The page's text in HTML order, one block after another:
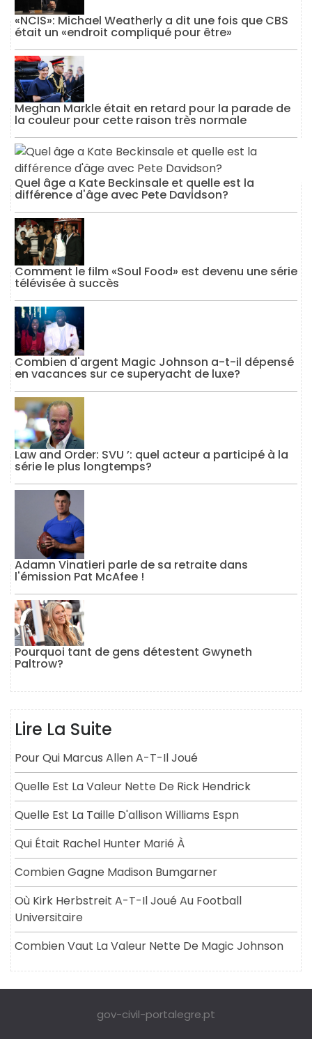
«NCIS»: Michael Weatherly a dit une fois que CBS
était un «endroit compliqué pour être»
Meghan Markle était en retard pour la parade de
la couleur pour cette raison très normale
Quel âge a Kate Beckinsale et quelle est la
différence d'âge avec Pete Davidson?
Comment le film «Soul Food» est devenu une série
télévisée à succès
Combien d'argent Magic Johnson a-t-il dépensé
en vacances sur ce superyacht de luxe?
Law and Order: SVU ’: quel acteur a participé à la
série le plus longtemps?
Adamn Vinatieri parle de sa retraite dans
l'émission Pat McAfee !
Pourquoi tant de gens détestent Gwyneth
Paltrow?
Lire La Suite
Pour Qui Marcus Allen A-T-Il Joué
Quelle Est La Valeur Nette De Rick Hendrick
Quelle Est La Taille D'allison Williams Espn
Qui Était Rachel Hunter Marié À
Combien Gagne Madison Bumgarner
Où Kirk Herbstreit A-T-Il Joué Au Football
Universitaire
Combien Vaut La Valeur Nette De Magic Johnson
gov-civil-portalegre.pt